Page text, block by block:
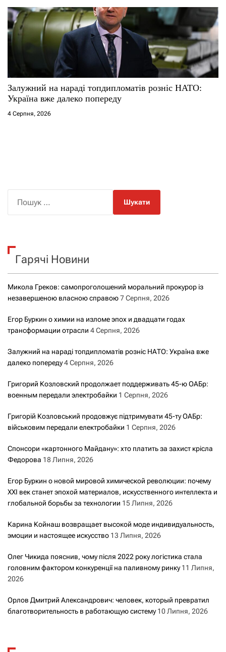
Залужний на нараді топдипломатів розніс НАТО:
Україна вже далеко попереду
4 Серпня, 2026
к
Гарячі Новини
Микола Греков: самопроголошений моральний прокурор із
незавершеною власною справою7 Серпня, 2026
Егор Буркин о химии на изломе эпох и двадцати годах
трансформации отрасли 4 Серпня, 2026
Залужний на нараді топдипломатів розніс НАТО: Україна вже
далеко попереду4 Серпня, 2026
Григорий Козловский продолжает поддерживать 45-ю ОАБр:
военным передали электробайки 1 Серпня, 2026
Григорій Козловський продовжує підтримувати 45-ту ОАБр:
військовим передали електробайки 1 Серпня, 2026
Спонсори «картонного Майдану»: хто платить за захист крісла
Федорова 18 Липня, 2026
Егор Буркин о новой мировой химической революции: почему
XXI век станет эпохой материалов, искусственного интеллекта и
глобальной борьбы за технологии 15 Липня, 2026
Карина Койнаш возвращает высокой моде индивидуальность,
эмоции и настоящее искусство 13 Липня, 2026
Олег Чикида пояснив, чому після 2022 року логістика стала
головним фактором конкуренції на паливному ринку 11 Липня,
2026
Орлов Дмитрий Александрович: человек, который превратил
благотворительность в работающую систему 10 Липня, 2026